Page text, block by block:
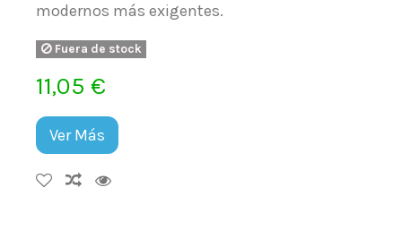
modernos más exigentes.
Fuera de stock
11,05 €
Ver Más